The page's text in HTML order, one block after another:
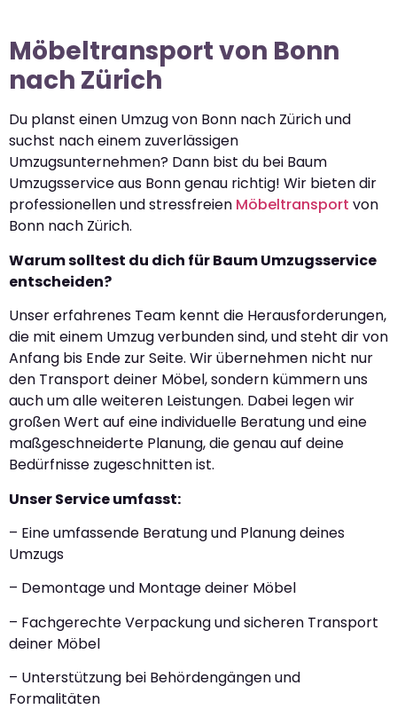
Möbeltransport von Bonn
nach Zürich
Du planst einen Umzug von Bonn nach Zürich und
suchst nach einem zuverlässigen
Umzugsunternehmen? Dann bist du bei Baum
Umzugsservice aus Bonn genau richtig! Wir bieten dir
professionellen und stressfreien Möbeltransport von
Bonn nach Zürich.
Warum solltest du dich für Baum Umzugsservice
entscheiden?
Unser erfahrenes Team kennt die Herausforderungen,
die mit einem Umzug verbunden sind, und steht dir von
Anfang bis Ende zur Seite. Wir übernehmen nicht nur
den Transport deiner Möbel, sondern kümmern uns
auch um alle weiteren Leistungen. Dabei legen wir
großen Wert auf eine individuelle Beratung und eine
maßgeschneiderte Planung, die genau auf deine
Bedürfnisse zugeschnitten ist.
Unser Service umfasst:
– Eine umfassende Beratung und Planung deines
Umzugs
– Demontage und Montage deiner Möbel
– Fachgerechte Verpackung und sicheren Transport
deiner Möbel
– Unterstützung bei Behördengängen und
Formalitäten